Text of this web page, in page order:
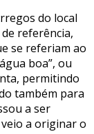
do local
referência,
se referiam ao
boa”, ou
permitindo
também para
a ser
veio a originar o